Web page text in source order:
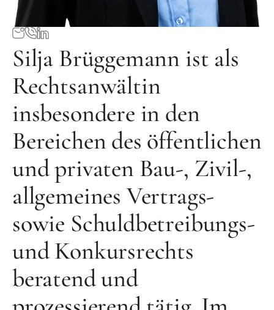
Silja Brüggemann ist als
Rechtsanwältin
insbesondere in den
Bereichen des öffentlichen
und privaten Bau-, Zivil-,
allgemeines Vertrags-
sowie Schuldbetreibungs-
und Konkursrechts
beratend und